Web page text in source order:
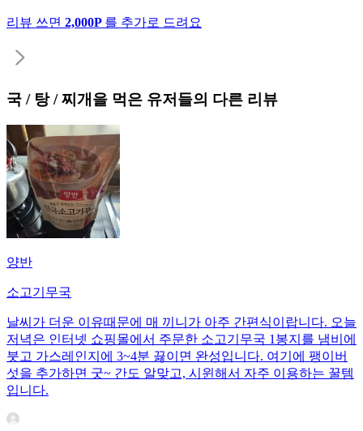
리뷰 쓰면 2,000P 를 추가로 드려요
국 / 탕 / 찌개 을 먹은 유저들의 다른 리뷰
양반
소고기무국
날씨가 더운 이유때문에 매 끼니가 아주 간편식이랍니다. 오늘
저녁은 인터넷 쇼핑몰에서 주문한 소고기무국 1봉지를 냄비에
붓고 가스레인지에 3~4분 끓이면 완성입니다. 여기에 팽이버
섯을 추가하면 굿~ 간도 알맞고, 시윈해서 자주 이용하는 꿀템
입니다.